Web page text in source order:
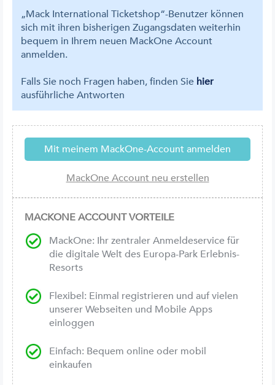
„Mack International Ticketshop“-Benutzer können
sich mit ihren bisherigen Zugangsdaten weiterhin
bequem in Ihrem neuen MackOne Account
anmelden.
Falls Sie noch Fragen haben, finden Sie hier
ausführliche Antworten
MACKONE ACCOUNT VORTEILE
MackOne: Ihr zentraler Anmeldeservice für
die digitale Welt des Europa-Park Erlebnis-
Resorts
Flexibel: Einmal registrieren und auf vielen
unserer Webseiten und Mobile Apps
einloggen
Einfach: Bequem online oder mobil
einkaufen